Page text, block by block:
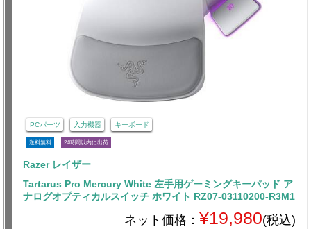
PCパーツ 入力機器 キーボード
送料無料 24時間以内に出荷
Razer レイザー
Tartarus Pro Mercury White 左手用ゲーミングキーパッド ア
ナログオプティカルスイッチ ホワイト RZ07-03110200-R3M1
ネット価格： ¥19,980(税込)